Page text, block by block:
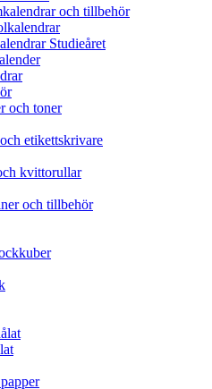
och tillbehör
Studieåret
och toner
etikettskrivare
kvittorullar
och tillbehör